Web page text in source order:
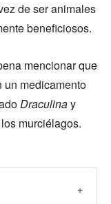
de ser animales
beneficiosos.
mencionar que
un medicamento
Draculinay
murciélagos.